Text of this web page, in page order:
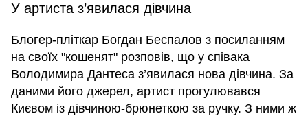
У артиста з’явилася дівчина
Блогер-пліткар Богдан Беспалов з посиланням
на своїх "кошенят" розповів, що у співака
Володимира Дантеса з’явилася нова дівчина. За
даними його джерел, артист прогулювався
Києвом із дівчиною-брюнеткою за ручку. З ними ж